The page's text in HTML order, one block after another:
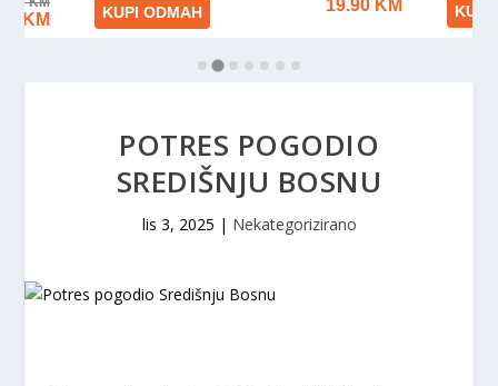
POTRES POGODIO
SREDIŠNJU BOSNU
lis 3, 2025 | Nekategorizirano